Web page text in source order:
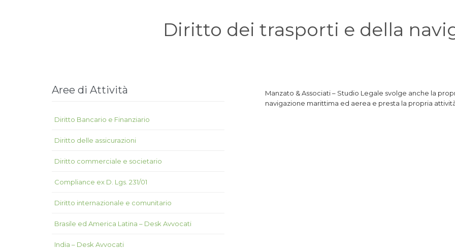
Diritto dei trasporti e della
Aree di Attività
Diritto Bancario e Finanziario
Diritto delle assicurazioni
Diritto commerciale e societario
Compliance ex D. Lgs. 231/01
Diritto internazionale e comunitario
Brasile ed America Latina – Desk Avvocati
India – Desk Avvocati
Manzato & Associati – Studio Legale svolge anche la
navigazione marittima ed aerea e presta la propria